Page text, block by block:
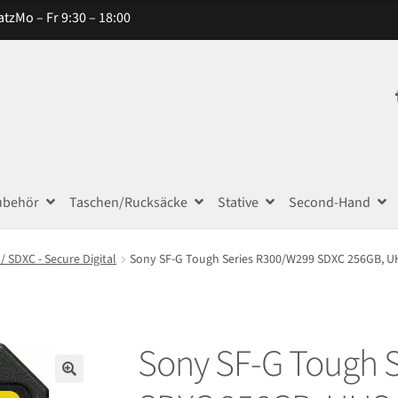
Mo – Fr 9:30 – 18:00
Taschen/Rucksäcke Stative Second-Hand
SDXC - Secure Digital Sony SF-G Tough Series R300/W299 SDXC 256GB,
Sony SF-G Tough